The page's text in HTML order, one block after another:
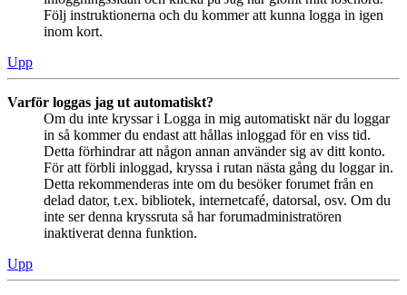
Följ instruktionerna och du kommer att kunna logga in igen
inom kort.
Upp
Varför loggas jag ut automatiskt?
Om du inte kryssar i Logga in mig automatiskt när du loggar
in så kommer du endast att hållas inloggad för en viss tid.
Detta förhindrar att någon annan använder sig av ditt konto.
För att förbli inloggad, kryssa i rutan nästa gång du loggar in.
Detta rekommenderas inte om du besöker forumet från en
delad dator, t.ex. bibliotek, internetcafé, datorsal, osv. Om du
inte ser denna kryssruta så har forumadministratören
inaktiverat denna funktion.
Upp